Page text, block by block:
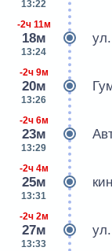
13:22
-2ч 11м
18м
13:24
-2ч 9м
20м
13:26
-2ч 6м
23м
13:29
-2ч 4м
25м
13:31
-2ч 2м
27м
13:33